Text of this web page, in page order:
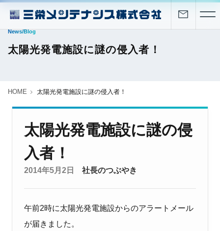
News/Blog
太陽光発電施設に謎の侵入者！
HOME 太陽光発電施設に謎の侵入者！
太陽光発電施設に謎の侵
入者！
2014年5月2日 社長のつぶやき
午前2時に太陽光発電施設からのアラートメール
が届きました。